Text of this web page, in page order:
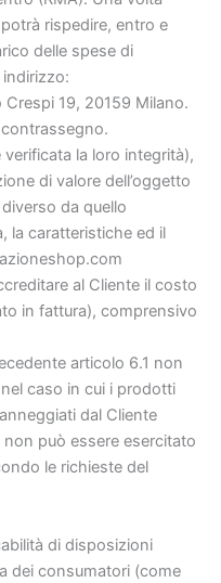
rispedire, entro e
delle spese di
19, 20159 Milano.
la loro integrità),
di valore dell’oggetto
da quello
la caratteristiche ed il
al Cliente il costo
in fattura), comprensivo
articolo 6.1 non
caso in cui i prodotti
dal Cliente
può essere esercitato
le richieste del
di disposizioni
dei consumatori (come